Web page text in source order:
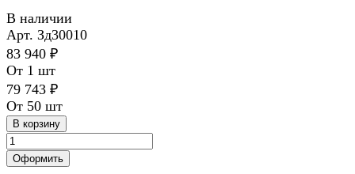
В наличии
Арт. Зд30010
83 940 ₽
От 1 шт
79 743 ₽
От 50 шт
В корзину
Оформить